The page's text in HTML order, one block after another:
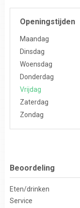
Openingstijden
Maandag
Dinsdag
Woensdag
Donderdag
Vrijdag
Zaterdag
Zondag
Beoordeling
Eten/drinken
Service